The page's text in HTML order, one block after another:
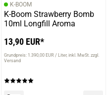
K-BOOM
K-Boom Strawberry Bomb
10ml Longfill Aroma
13,90 EUR*
Grundpreis: 1.390,00 EUR / Liter inkl. MwSt. zzgl.
Versand